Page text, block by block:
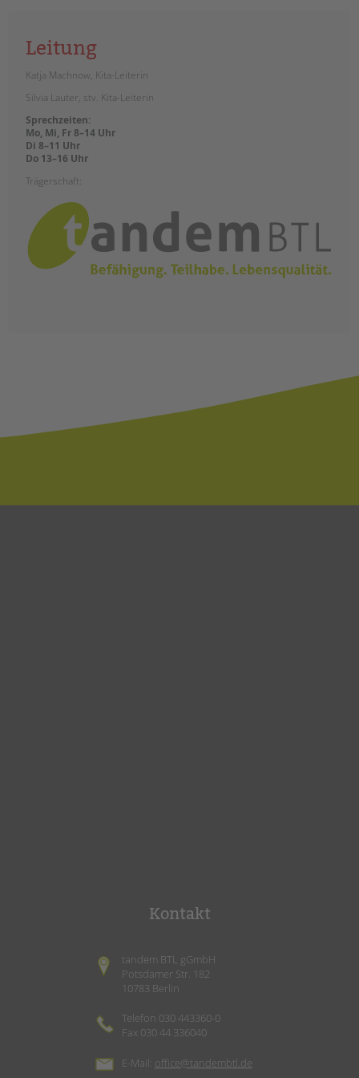
Leitung
Katja Machnow, Kita-Leiterin
Silvia Lauter, stv. Kita-Leiterin
Sprechzeiten:
Mo, Mi, Fr 8–14 Uhr
Di 8–11 Uhr
Do 13–16 Uhr
Trägerschaft:
Kontakt
tandem BTL gGmbH
Potsdamer Str. 182
10783 Berlin
Telefon 030 443360-0
Fax 030 44 336040
E-Mail: office@tandembtl.de